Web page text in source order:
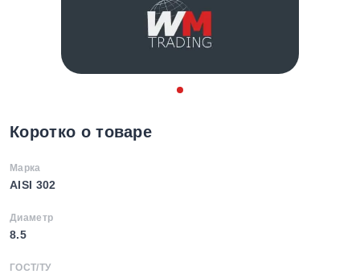
Коротко о товаре
Марка
AISI 302
Диаметр
8.5
ГОСТ/ТУ